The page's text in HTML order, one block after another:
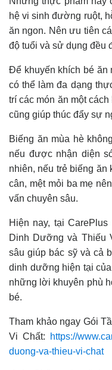
hệ vi sinh đường ruột,
ăn ngon. Nên ưu tiên
độ tuổi và sử dụng đều
Để khuyến khích bé ăn
có thể làm đa dạng
trí các món ăn một
cũng giúp thúc đẩy sự
Biếng ăn mùa hè
nếu được nhận diện
nhiên, nếu trẻ biếng ăn
cân, mệt mỏi ba mẹ
vấn chuyên sâu.
Hiện nay, tại
Dinh Dưỡng và Thiếu
sâu giúp bác sỹ và cả
dinh dưỡng hiện tại
những lời khuyên phù
bé.
Tham khảo ngay Gói
Vi Chất:
https://
duong-va-thieu-vi-chat